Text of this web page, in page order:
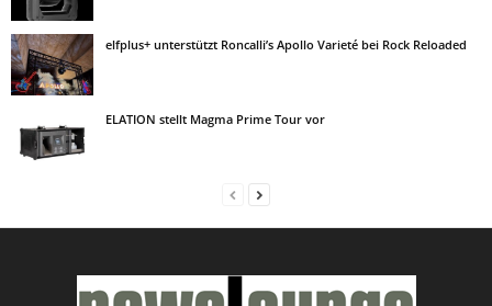
elfplus+ unterstützt Roncalli’s Apollo Varieté bei Rock Reloaded
ELATION stellt Magma Prime Tour vor